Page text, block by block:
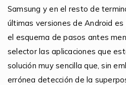
Samsung y en el resto de
últimas versiones de Android
el esquema de pasos antes
selector las aplicaciones que
solución muy sencilla que, sin
errónea detección de la